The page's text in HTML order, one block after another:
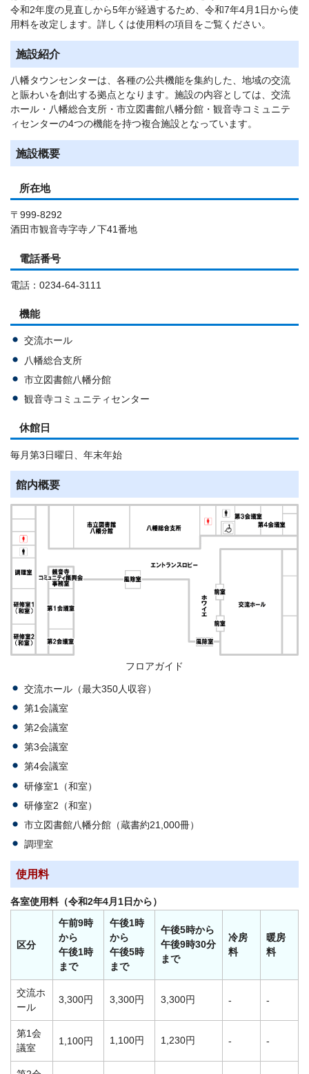
令和2年度の見直しから5年が経過するため、令和7年4月1日から使
用料を改定します。詳しくは使用料の項目をご覧ください。
施設紹介
八幡タウンセンターは、各種の公共機能を集約した、地域の交流
と賑わいを創出する拠点となります。施設の内容としては、交流
ホール・八幡総合支所・市立図書館八幡分館・観音寺コミュニテ
ィセンターの4つの機能を持つ複合施設となっています。
施設概要
所在地
〒999-8292
酒田市観音寺字寺ノ下41番地
電話番号
電話：0234-64-3111
機能
交流ホール
八幡総合支所
市立図書館八幡分館
観音寺コミュニティセンター
休館日
毎月第3日曜日、年末年始
館内概要
フロアガイド
交流ホール（最大350人収容）
第1会議室
第2会議室
第3会議室
第4会議室
研修室1（和室）
研修室2（和室）
市立図書館八幡分館（蔵書約21,000冊）
調理室
使用料
各室使用料（令和2年4月1日から）
区分
午前9時
から
午後1時
まで
午後1時
から
午後5時
まで
午後5時から
午後9時30分
まで
冷房
料
暖房
料
交流ホ
ール
3,300円 3,300円 3,300円 - -
第1会
議室
1,100円 1,100円 1,230円 - -